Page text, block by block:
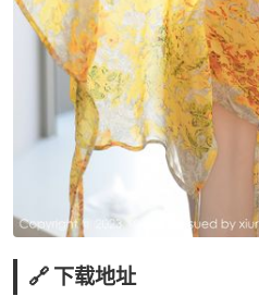
🔗 下载地址